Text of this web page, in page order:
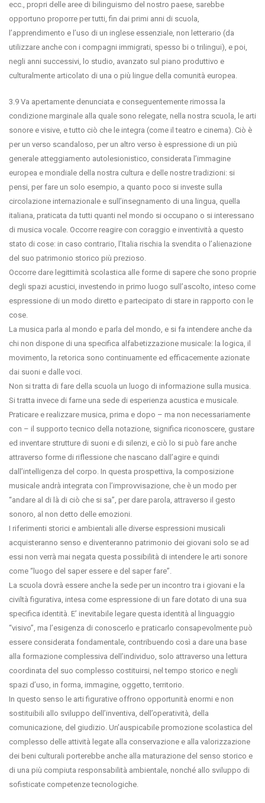
ecc., propri delle aree di bilinguismo del nostro paese, sarebbe
opportuno proporre per tutti, fin dai primi anni di scuola,
l’apprendimento e l’uso di un inglese essenziale, non letterario (da
utilizzare anche con i compagni immigrati, spesso bi o trilingui), e poi,
negli anni successivi, lo studio, avanzato sul piano produttivo e
culturalmente articolato di una o più lingue della comunità europea.
3.9 Va apertamente denunciata e conseguentemente rimossa la
condizione marginale alla quale sono relegate, nella nostra scuola, le arti
sonore e visive, e tutto ciò che le integra (come il teatro e cinema). Ciò è
per un verso scandaloso, per un altro verso è espressione di un più
generale atteggiamento autolesionistico, considerata l’immagine
europea e mondiale della nostra cultura e delle nostre tradizioni: si
pensi, per fare un solo esempio, a quanto poco si investe sulla
circolazione internazionale e sull’insegnamento di una lingua, quella
italiana, praticata da tutti quanti nel mondo si occupano o si interessano
di musica vocale. Occorre reagire con coraggio e inventività a questo
stato di cose: in caso contrario, l’Italia rischia la svendita o l’alienazione
del suo patrimonio storico più prezioso.
Occorre dare legittimità scolastica alle forme di sapere che sono proprie
degli spazi acustici, investendo in primo luogo sull’ascolto, inteso come
espressione di un modo diretto e partecipato di stare in rapporto con le
cose.
La musica parla al mondo e parla del mondo, e si fa intendere anche da
chi non dispone di una specifica alfabetizzazione musicale: la logica, il
movimento, la retorica sono continuamente ed efficacemente azionate
dai suoni e dalle voci.
Non si tratta di fare della scuola un luogo di informazione sulla musica.
Si tratta invece di farne una sede di esperienza acustica e musicale.
Praticare e realizzare musica, prima e dopo – ma non necessariamente
con – il supporto tecnico della notazione, significa riconoscere, gustare
ed inventare strutture di suoni e di silenzi, e ciò lo si può fare anche
attraverso forme di riflessione che nascano dall’agire e quindi
dall’intelligenza del corpo. In questa prospettiva, la composizione
musicale andrà integrata con l’improvvisazione, che è un modo per
“andare al di là di ciò che si sa”, per dare parola, attraverso il gesto
sonoro, al non detto delle emozioni.
I riferimenti storici e ambientali alle diverse espressioni musicali
acquisteranno senso e diventeranno patrimonio dei giovani solo se ad
essi non verrà mai negata questa possibilità di intendere le arti sonore
come “luogo del saper essere e del saper fare”.
La scuola dovrà essere anche la sede per un incontro tra i giovani e la
civiltà figurativa, intesa come espressione di un fare dotato di una sua
specifica identità. E’ inevitabile legare questa identità al linguaggio
“visivo”, ma l’esigenza di conoscerlo e praticarlo consapevolmente può
essere considerata fondamentale, contribuendo così a dare una base
alla formazione complessiva dell’individuo, solo attraverso una lettura
coordinata del suo complesso costituirsi, nel tempo storico e negli
spazi d’uso, in forma, immagine, oggetto, territorio.
In questo senso le arti figurative offrono opportunità enormi e non
sostituibili allo sviluppo dell’inventiva, dell’operatività, della
comunicazione, del giudizio. Un’auspicabile promozione scolastica del
complesso delle attività legate alla conservazione e alla valorizzazione
dei beni culturali porterebbe anche alla maturazione del senso storico e
di una più compiuta responsabilità ambientale, nonché allo sviluppo di
sofisticate competenze tecnologiche.